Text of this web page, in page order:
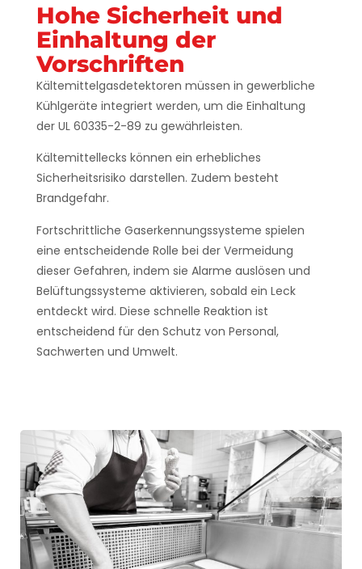
Hohe Sicherheit und
Einhaltung der
Vorschriften
Kältemittelgasdetektoren müssen in gewerbliche
Kühlgeräte integriert werden, um die Einhaltung
der UL 60335-2-89 zu gewährleisten.
Kältemittellecks können ein erhebliches
Sicherheitsrisiko darstellen. Zudem besteht
Brandgefahr.
Fortschrittliche Gaserkennungssysteme spielen
eine entscheidende Rolle bei der Vermeidung
dieser Gefahren, indem sie Alarme auslösen und
Belüftungssysteme aktivieren, sobald ein Leck
entdeckt wird. Diese schnelle Reaktion ist
entscheidend für den Schutz von Personal,
Sachwerten und Umwelt.